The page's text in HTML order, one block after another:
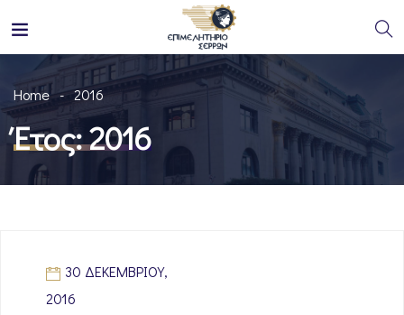
Home 2016
Έτος:2016
30 ΔΕΚΕΜΒΡΊΟΥ,
2016